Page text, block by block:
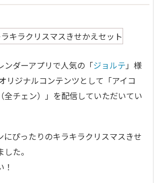
ンダーアプリで人気の「ジョルテ 」様
リジナルコンテンツとして「アイコ
全チェン）」を配信していただいてい
にぴったりのキラキラクリスマスきせ
た。